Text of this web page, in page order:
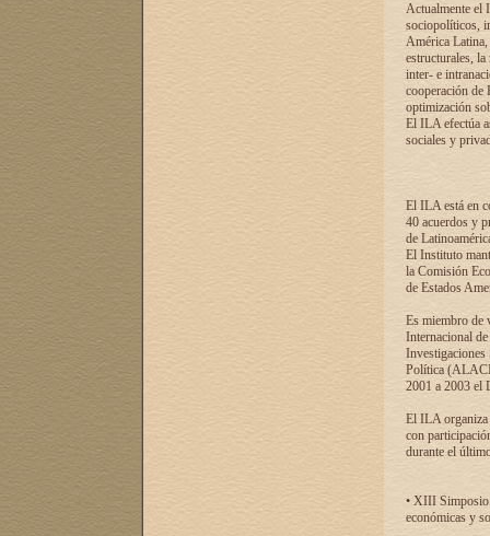
Actualmente el
sociopolíticos,
América Latina,
estructurales,
inter- e
cooperación de
optimización
El ILA efectúa
sociales y
El ILA está en
40 acuerdos y
de
El Instituto
la Comisión
de Estados
Es miembro de
Internacional
Investigaciones
Política
2001 a 2003 el
El ILA organiza
con
durante el
• XIII Simposio
económicas y